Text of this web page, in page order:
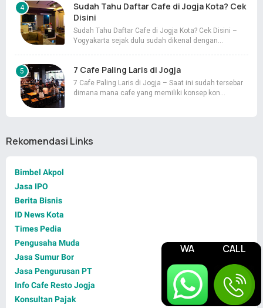
WA CALL
Sudah Tahu Daftar Cafe di Jogja Kota? Cek
Disini
Sudah Tahu Daftar Cafe di Jogja Kota? Cek Disini –
Yogyakarta sejak dulu sudah dikenal dengan…
7 Cafe Paling Laris di Jogja
7 Cafe Paling Laris di Jogja – Saat ini sudah tersebar
dimana mana cafe yang memiliki konsep kon…
Rekomendasi Links
Bimbel Akpol
Jasa IPO
Berita Bisnis
ID News Kota
Times Pedia
Pengusaha Muda
Jasa Sumur Bor
Jasa Pengurusan PT
Info Cafe Resto Jogja
Konsultan Pajak